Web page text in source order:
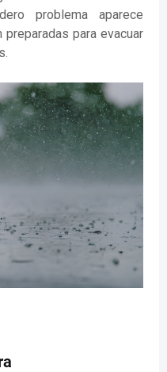
problema aparece
para evacuar